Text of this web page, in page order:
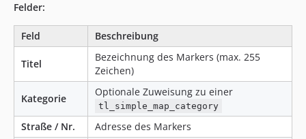
Felder:
Feld Beschreibung
Titel
Bezeichnung des Markers (max. 255
Zeichen)
Kategorie
Optionale Zuweisung zu einer
tl_simple_map_category
Straße / Nr.
Adresse des Markers